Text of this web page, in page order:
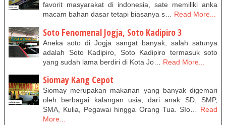
favorit masyarakat di indonesia, sate memiliki anka
macam bahan dasar tetapi biasanya s…
Read More...
Soto Fenomenal Jogja, Soto Kadipiro 3
Aneka soto di Jogja sangat banyak, salah satunya
adalah Soto Kadipiro, Soto Kadipiro termasuk soto
yang sudah lama berdiri di Kota Jo…
Read More...
Siomay Kang Cepot
Siomay merupakan makanan yang banyak digemari
oleh berbagai kalangan usia, dari anak SD, SMP,
SMA, Kulia, Pegawai hingga Orang Tua. SIo…
Read
More...